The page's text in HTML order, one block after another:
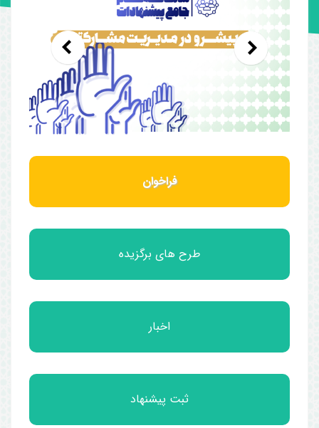
فراخوان
طرح های برگزیده
اخبار
ثبت پیشنهاد